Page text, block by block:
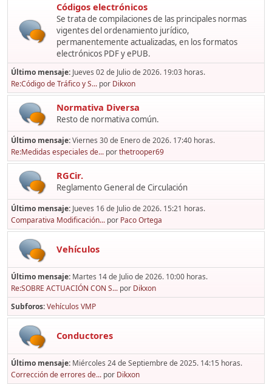
Códigos electrónicos
Se trata de compilaciones de las principales normas
vigentes del ordenamiento jurídico,
permanentemente actualizadas, en los formatos
electrónicos PDF y ePUB.
Último mensaje: Jueves 02 de Julio de 2026. 19:03 horas.
Re:Código de Tráfico y S... por Dikxon
Normativa Diversa
Resto de normativa común.
Último mensaje:Viernes 30 de Enero de 2026. 17:40 horas.
Re:Medidas especiales de... porthetrooper69
RGCir.
Reglamento General de Circulación
Último mensaje: Jueves 16 de Julio de 2026. 15:21 horas.
Comparativa Modificación... por Paco Ortega
Vehículos
Último mensaje: Martes 14 de Julio de 2026. 10:00 horas.
Re:SOBRE ACTUACIÓN CON S... por Dikxon
Subforos Vehículos VMP
Conductores
Último mensaje: Miércoles 24 de Septiembre de 2025. 14:15 horas.
Corrección de errores de... por Dikxon